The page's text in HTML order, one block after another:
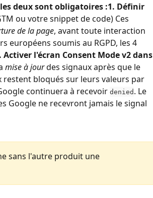
deux sont obligatoires :1. Définir
ou votre snippet de code) Ces
de la page, avant toute interaction
européens soumis au RGPD, les 4
Activer l'écran Consent Mode v2 dans
mise à jour des signaux après que le
restent bloqués sur leurs valeurs par
continuera à recevoir denied . Le
Google ne recevront jamais le signal
sans l'autre produit une